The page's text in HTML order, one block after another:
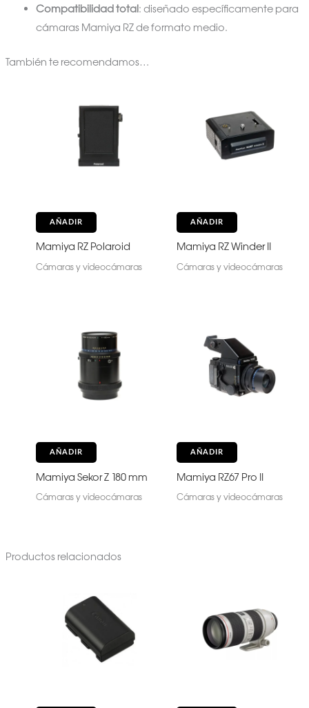
Compatibilidad total: diseñado específicamente para
cámaras Mamiya RZ de formato medio.
También te recomendamos…
AÑADIR
Mamiya RZ Polaroid
Cámaras y videocámaras
AÑADIR
Mamiya RZ Winder II
Cámaras y videocámaras
AÑADIR
Mamiya Sekor Z 180 mm
Cámaras y videocámaras
AÑADIR
Mamiya RZ67 Pro II
Cámaras y videocámaras
Productos relacionados